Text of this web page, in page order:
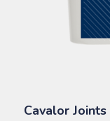
Cavalor Joints